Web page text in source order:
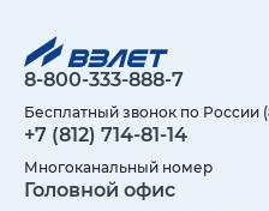
8-800-333-888-7
Бесплатный звонок по России
+7 (812) 714-81-14
Многоканальный номер
Головной офис